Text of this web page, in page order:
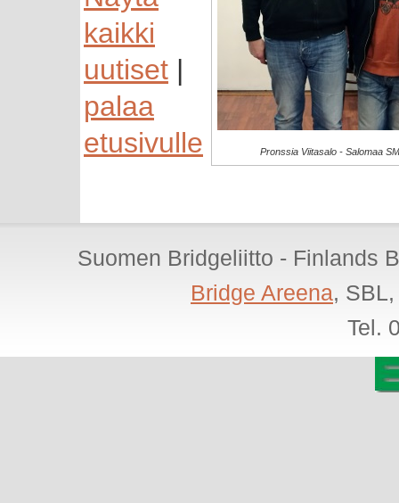
Pronssia Viitasalo - Salomaa
kaikki
uutiset |
palaa
etusivulle
Suomen Bridgeliitto - Finlands
Bridge Areena,
Tel.